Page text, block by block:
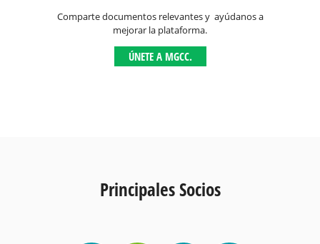
Comparte documentos relevantes y ayúdanos a
mejorar la plataforma.
ÚNETE A MGCC.
Principales Socios